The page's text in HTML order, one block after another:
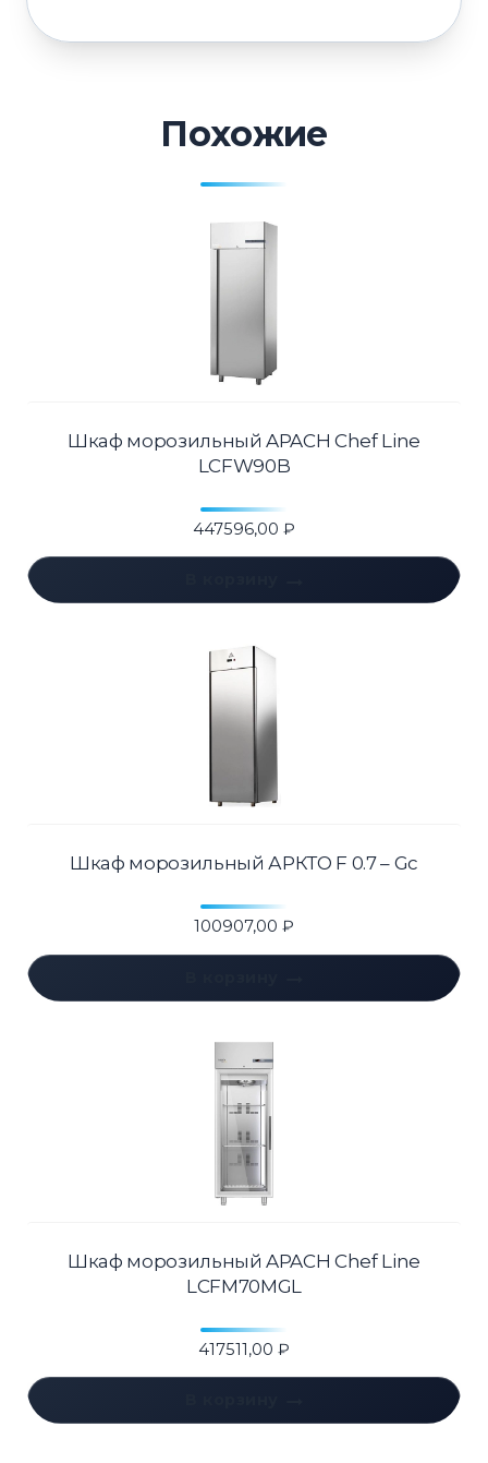
Похожие
Шкаф морозильный APACH Chef Line
LCFW90B
447596,00 ₽
Шкаф морозильный АРКТО F 0.7 – Gc
100907,00 ₽
Шкаф морозильный APACH Chef Line
LCFM70MGL
417511,00 ₽